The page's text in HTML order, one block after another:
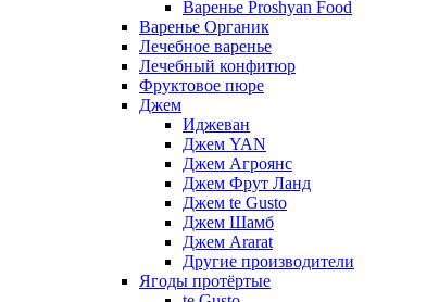
Варенье Proshyan Food
Варенье Органик
Лечебное варенье
Лечебный конфитюр
Фруктовое пюре
Джем
Иджеван
Джем YAN
Джем Агроянс
Джем Фрут Ланд
Джем te Gusto
Джем Шамб
Джем Ararat
Другие производители
Ягоды протёртые